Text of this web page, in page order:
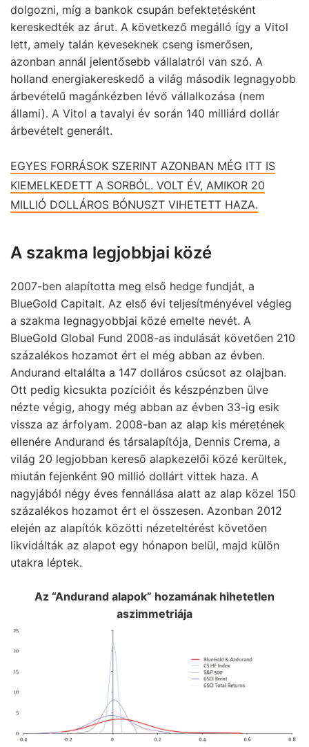
dolgozni, míg a bankok csupán befektetésként
kereskedték az árut. A következő megálló így a Vitol
lett, amely talán keveseknek cseng ismerősen,
azonban annál jelentősebb vállalatról van szó. A
holland energiakereskedő a világ második legnagyobb
árbevételű magánkézben lévő vállalkozása (nem
állami). A Vitol a tavalyi év során 140 milliárd dollár
árbevételt generált.
EGYES FORRÁSOK SZERINT AZONBAN MÉG ITT IS
KIEMELKEDETT A SORBÓL. VOLT ÉV, AMIKOR 20
MILLIÓ DOLLÁROS BÓNUSZT VIHETETT HAZA.
A szakma legjobbjai közé
2007-ben alapította meg első hedge fundját, a
BlueGold Capitalt. Az első évi teljesítményével végleg
a szakma legnagyobbjai közé emelte nevét. A
BlueGold Global Fund 2008-as indulását követően 210
százalékos hozamot ért el még abban az évben.
Andurand eltalálta a 147 dolláros csúcsot az olajban.
Ott pedig kicsukta pozícióit és készpénzben ülve
nézte végig, ahogy még abban az évben 33-ig esik
vissza az árfolyam. 2008-ban az alap kis méretének
ellenére Andurand és társalapítója, Dennis Crema, a
világ 20 legjobban kereső alapkezelői közé kerültek,
miután fejenként 90 millió dollárt vittek haza. A
nagyjából négy éves fennállása alatt az alap közel 150
százalékos hozamot ért el összesen. Azonban 2012
elején az alapítók közötti nézeteltérést követően
likvidálták az alapot egy hónapon belül, majd külön
utakra léptek.
Az “Andurand alapok” hozamának hihetetlen
aszimmetriája